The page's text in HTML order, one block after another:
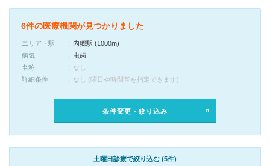
6件の医療機関が見つかりました
エリア・駅
内郷駅 (1000m)
病気
虫歯
名称
なし
詳細条件
なし (曜日や時間帯を指定できます)
条件変更・絞り込み
土曜日診療で絞り込む (5件)